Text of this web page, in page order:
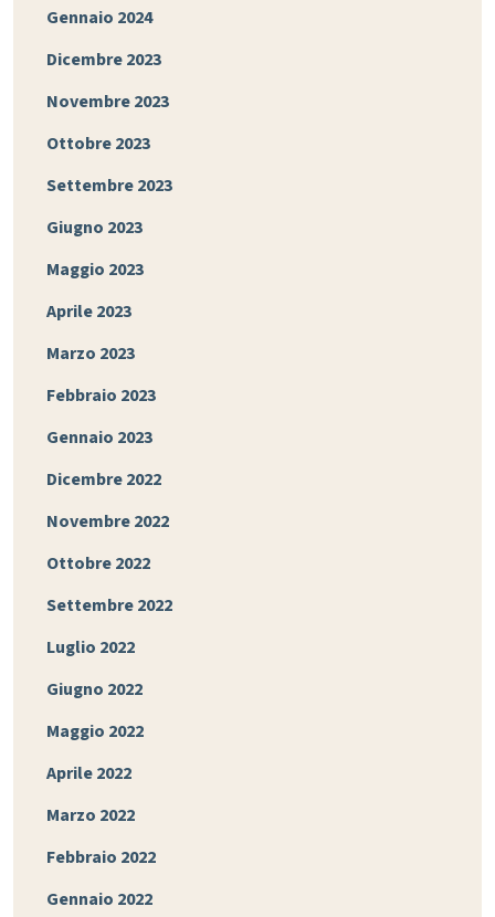
Gennaio 2024
Dicembre 2023
Novembre 2023
Ottobre 2023
Settembre 2023
Giugno 2023
Maggio 2023
Aprile 2023
Marzo 2023
Febbraio 2023
Gennaio 2023
Dicembre 2022
Novembre 2022
Ottobre 2022
Settembre 2022
Luglio 2022
Giugno 2022
Maggio 2022
Aprile 2022
Marzo 2022
Febbraio 2022
Gennaio 2022